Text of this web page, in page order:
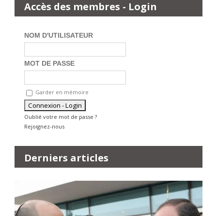
Accès des membres - Login
NOM D'UTILISATEUR
MOT DE PASSE
Garder en mémoire
Oublié votre mot de passe ?
Rejoignez-nous
Derniers articles